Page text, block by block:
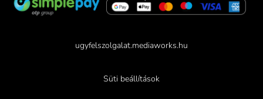
ugyfelszolgalat.mediaworks.hu
Süti beállítások